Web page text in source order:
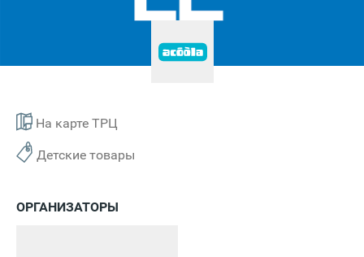
На карте ТРЦ
Детские товары
ОРГАНИЗАТОРЫ